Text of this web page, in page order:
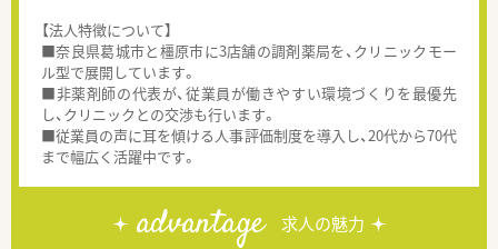
【法人特徴について】
■奈良県葛城市と橿原市に3店舗の調剤薬局を、クリニックモー
ル型で展開しています。
■非薬剤師の代表が、従業員が働きやすい環境づくりを最優先
し、クリニックとの交渉も行います。
■従業員の声に耳を傾ける人事評価制度を導入し、20代から70代
まで幅広く活躍中です。
advantage 求人の魅力